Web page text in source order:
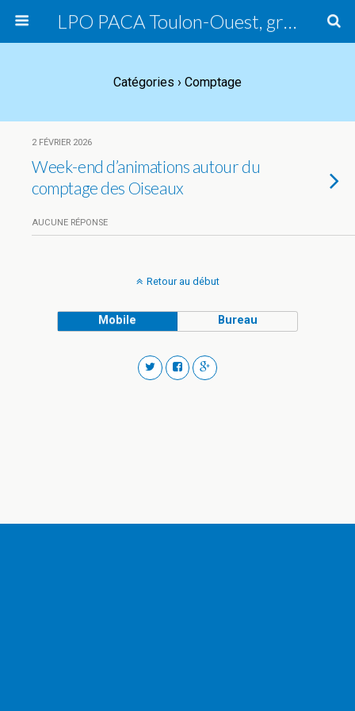
LPO PACA Toulon-Ouest, groupe local
Catégories › Comptage
2 FÉVRIER 2026
Week-end d’animations autour du
comptage des Oiseaux
AUCUNE RÉPONSE
Retour au début
Mobile Bureau